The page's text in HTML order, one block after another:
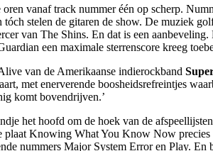
oren vanaf track nummer één op scherp.
stelen de gitaren de show. De muziek
van The Shins. En dat is een
een maximale sterrenscore kreeg
van de Amerikaanse indierockband
met enerverende boosheidsrefreintjes
komt bovendrijven.’
het hoofd om de hoek van de
Knowing What You Know Now
nummers Major System Error en Play.